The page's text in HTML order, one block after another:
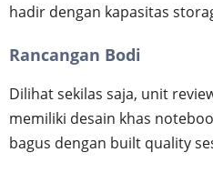
hadir dengan kapasitas
Rancangan Bodi
Dilihat sekilas saja, unit
memiliki desain khas
bagus dengan built quality